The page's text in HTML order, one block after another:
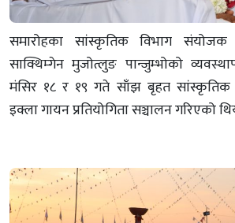
समारोहका सांस्कृतिक विभाग संयोजक
साक्थिम्गेन मुजोत्लुङ पान्जुम्भोको
मंसिर १८ र १९ गते साँझ बृहत सांस्कृतिक
इक्ला गायन प्रतियोगिता सञ्चालन गरिएको